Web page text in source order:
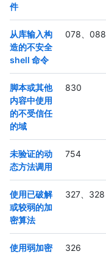
件
从库输入构
造的不安全
shell 命令
078、088
脚本或其他
内容中使用
的不受信任
的域
830
未验证的动
态方法调用
754
使用已破解
或较弱的加
密算法
327、328
使用弱加密
326